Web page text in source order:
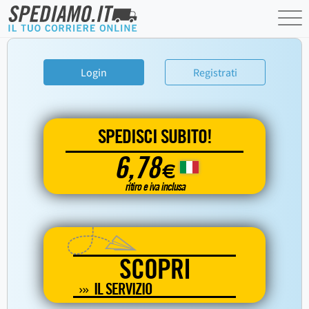
Login Registrati
SPEDISCI SUBITO!
6,78€
ritiro e iva inclusa
SCOPRI
IL SERVIZIO